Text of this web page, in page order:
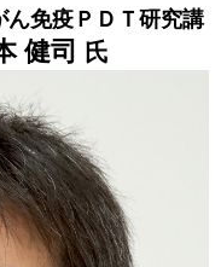
免疫ＰＤＴ研究講
健司 氏